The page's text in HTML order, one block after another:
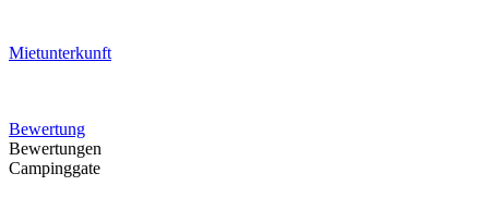
Mietunterkunft
Bewertung
Bewertungen
Campinggate